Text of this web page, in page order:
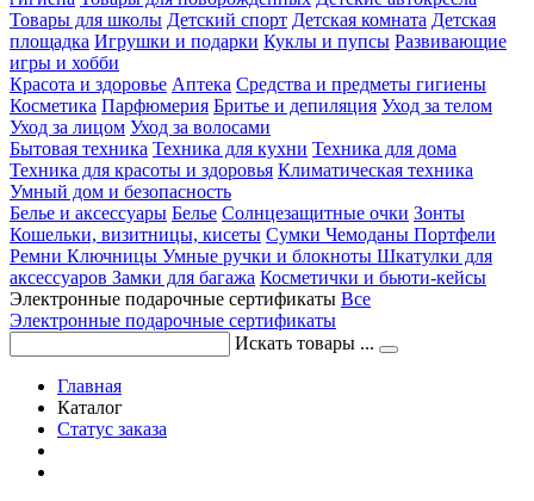
Товары для школы Детский спорт Детская комната Детская
площадка Игрушки и подарки Куклы и пупсы Развивающие
игры и хобби
Красота и здоровье Аптека Средства и предметы гигиены
Косметика Парфюмерия Бритье и депиляция Уход за телом
Уход за лицом Уход за волосами
Бытовая техника Техника для кухни Техника для дома
Техника для красоты и здоровья Климатическая техника
Умный дом и безопасность
Белье и аксессуары Белье Солнцезащитные очки Зонты
Кошельки, визитницы, кисеты Сумки Чемоданы Портфели
Ремни Ключницы Умные ручки и блокноты Шкатулки для
аксессуаров Замки для багажа Косметички и бьюти-кейсы
Электронные подарочные сертификаты Все
Электронные подарочные сертификаты
Искать товары ...
Главная
Каталог
Статус заказа